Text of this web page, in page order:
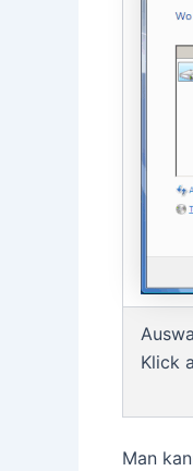
Klick
Man